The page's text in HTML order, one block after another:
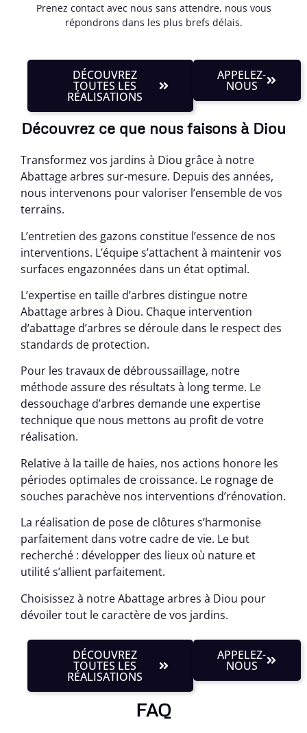
Prenez contact avec nous sans attendre, nous vous
répondrons dans les plus brefs délais.
DÉCOUVREZ
TOUTES LES
RÉALISATIONS
APPELEZ-
NOUS
Découvrez ce que nous faisons à Diou
Transformez vos jardins à Diou grâce à notre
Abattage arbres sur-mesure. Depuis des années,
nous intervenons pour valoriser l’ensemble de vos
terrains.
L’entretien des gazons constitue l’essence de nos
interventions. L’équipe s’attachent à maintenir vos
surfaces engazonnées dans un état optimal.
L’expertise en taille d’arbres distingue notre
Abattage arbres à Diou. Chaque intervention
d’abattage d’arbres se déroule dans le respect des
standards de protection.
Pour les travaux de débroussaillage, notre
méthode assure des résultats à long terme. Le
dessouchage d’arbres demande une expertise
technique que nous mettons au profit de votre
réalisation.
Relative à la taille de haies, nos actions honore les
périodes optimales de croissance. Le rognage de
souches parachève nos interventions d’rénovation.
La réalisation de pose de clôtures s’harmonise
parfaitement dans votre cadre de vie. Le but
recherché : développer des lieux où nature et
utilité s’allient parfaitement.
Choisissez à notre Abattage arbres à Diou pour
dévoiler tout le caractère de vos jardins.
DÉCOUVREZ
TOUTES LES
RÉALISATIONS
APPELEZ-
NOUS
FAQ